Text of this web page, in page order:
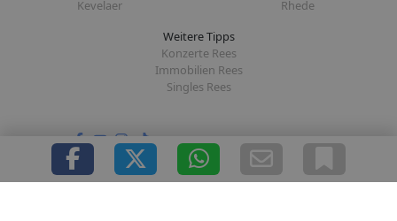
Kevelaer
Rhede
Weitere Tipps
Konzerte Rees
Immobilien Rees
Singles Rees